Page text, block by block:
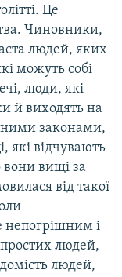
Це
Чиновники,
людей, яких
можуть собі
люди, які
й виходять на
законами,
які відчувають
вищі за
від такої
непогрішним і
простих людей,
людей,